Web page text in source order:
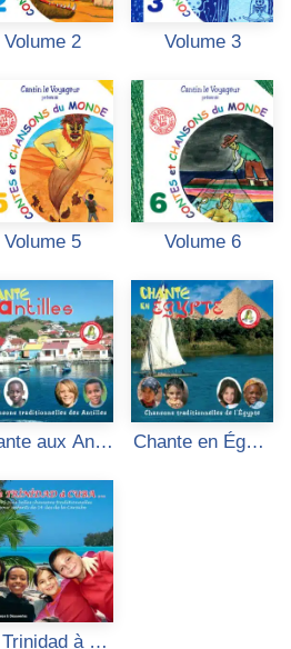
Volume 2 Volume 3
Volume 5 Volume 6
aux Antill
Chante en Égypt
à Cu